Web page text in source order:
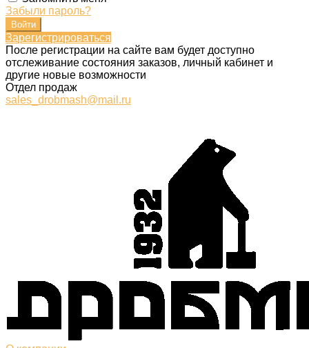
Забыли пароль?
Зарегистрироваться
После регистрации на сайте вам будет доступно
отслеживание состояния заказов, личный кабинет и
другие новые возможности
Отдел продаж
sales_drobmash@mail.ru